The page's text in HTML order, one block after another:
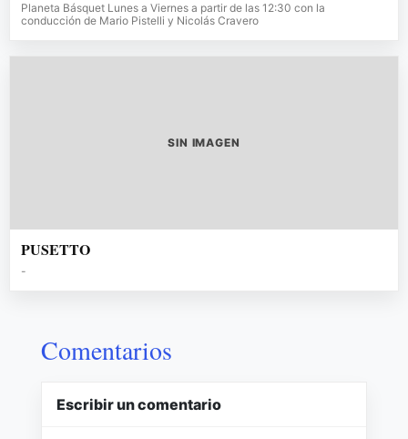
Planeta Básquet Lunes a Viernes a partir de las 12:30 con la
conducción de Mario Pistelli y Nicolás Cravero
SIN IMAGEN
PUSETTO
-
Comentarios
Escribir un comentario